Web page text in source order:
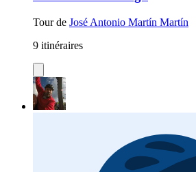
Tour de José Antonio Martín Martín
9 itinéraires